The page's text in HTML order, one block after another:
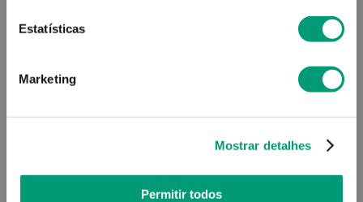
Estatísticas
Marketing
Mostrar detalhes
Permitir todos